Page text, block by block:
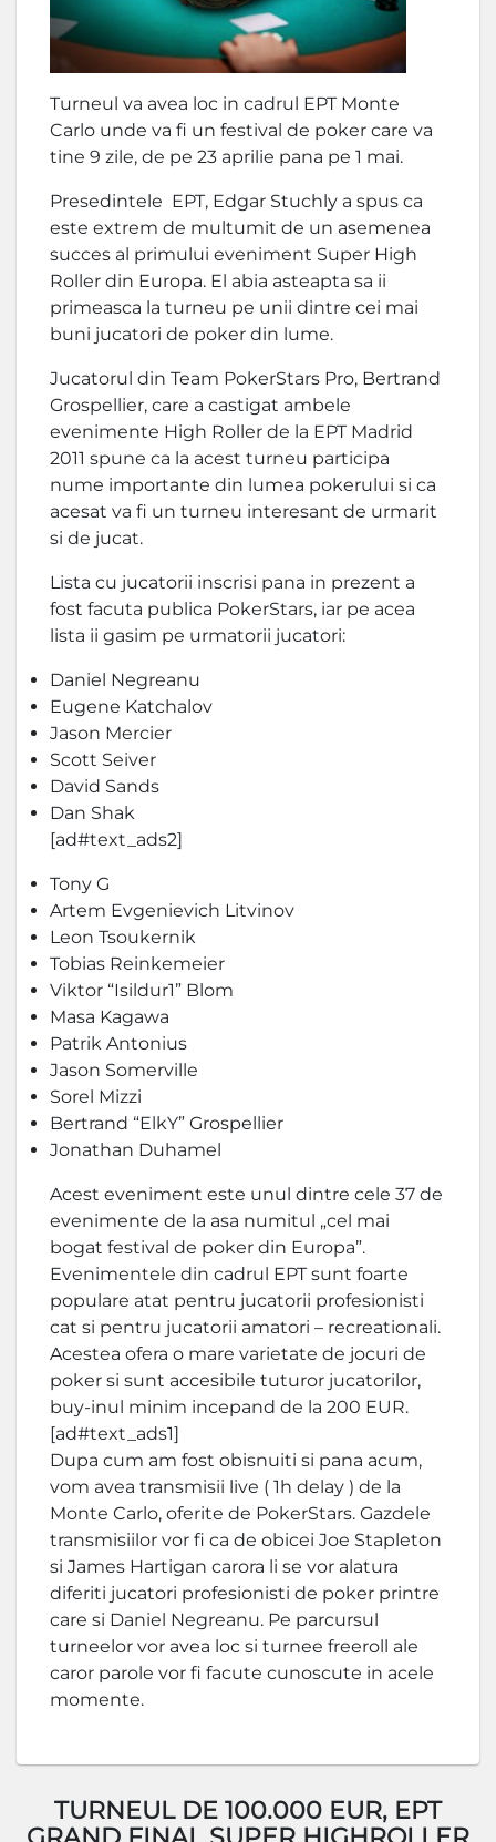
Turneul va avea loc in cadrul EPT Monte
Carlo unde va fi un festival de poker care va
tine 9 zile, de pe 23 aprilie pana pe 1 mai.
Presedintele EPT, Edgar Stuchly a spus ca
este extrem de multumit de un asemenea
succes al primului eveniment Super High
Roller din Europa. El abia asteapta sa ii
primeasca la turneu pe unii dintre cei mai
buni jucatori de poker din lume.
Jucatorul din Team PokerStars Pro, Bertrand
Grospellier, care a castigat ambele
evenimente High Roller de la EPT Madrid
2011 spune ca la acest turneu participa
nume importante din lumea pokerului si ca
acesat va fi un turneu interesant de urmarit
si de jucat.
Lista cu jucatorii inscrisi pana in prezent a
fost facuta publica PokerStars, iar pe acea
lista ii gasim pe urmatorii jucatori:
Daniel Negreanu
Eugene Katchalov
Jason Mercier
Scott Seiver
David Sands
Dan Shak
[ad#text_ads2]
Tony G
Artem Evgenievich Litvinov
Leon Tsoukernik
Tobias Reinkemeier
Viktor “Isildur1” Blom
Masa Kagawa
Patrik Antonius
Jason Somerville
Sorel Mizzi
Bertrand “ElkY” Grospellier
Jonathan Duhamel
Acest eveniment este unul dintre cele 37 de
evenimente de la asa numitul „cel mai
bogat festival de poker din Europa”.
Evenimentele din cadrul EPT sunt foarte
populare atat pentru jucatorii profesionisti
cat si pentru jucatorii amatori – recreationali.
Acestea ofera o mare varietate de jocuri de
poker si sunt accesibile tuturor jucatorilor,
buy-inul minim incepand de la 200 EUR.
[ad#text_ads1]
Dupa cum am fost obisnuiti si pana acum,
vom avea transmisii live ( 1h delay ) de la
Monte Carlo, oferite de PokerStars. Gazdele
transmisiilor vor fi ca de obicei Joe Stapleton
si James Hartigan carora li se vor alatura
diferiti jucatori profesionisti de poker printre
care si Daniel Negreanu. Pe parcursul
turneelor vor avea loc si turnee freeroll ale
caror parole vor fi facute cunoscute in acele
momente.
TURNEUL DE 100.000 EUR, EPT